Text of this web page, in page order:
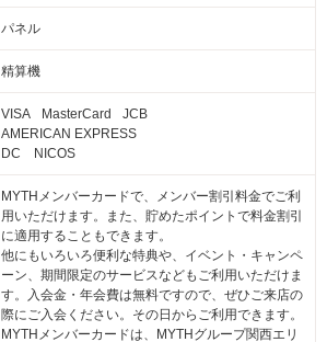
パネル
精算機
VISA MasterCard
JCB
AMERICAN EXPRESS
DC NICOS
MYTHメンバーカードで、メンバー割引料金でご利
用いただけます。また、貯めたポイントで料金割引
に適用することもできます。
他にもいろいろ便利な特典や、イベント・キャンペ
ーン、期間限定のサービスなどもご利用いただけま
す。入会金・年会費は無料ですので、ぜひご来店の
際にご入会ください。その日からご利用できます。
MYTHメンバーカードは、MYTHグループ関西エリ